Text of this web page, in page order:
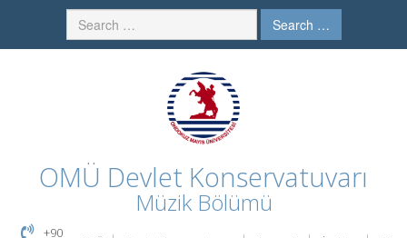
Search …
OMÜ Devlet Konservatuvarı
Müzik Bölümü
+90